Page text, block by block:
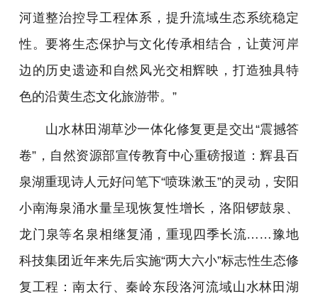
河道整治控导工程体系，提升流域生态系统稳定
性。要将生态保护与文化传承相结合，让黄河岸
边的历史遗迹和自然风光交相辉映，打造独具特
色的沿黄生态文化旅游带。”
山水林田湖草沙一体化修复更是交出“震撼答
卷”，自然资源部宣传教育中心重磅报道：辉县百
泉湖重现诗人元好问笔下“喷珠漱玉”的灵动，安阳
小南海泉涌水量呈现恢复性增长，洛阳锣鼓泉、
龙门泉等名泉相继复涌，重现四季长流……豫地
科技集团近年来先后实施“两大六小”标志性生态修
复工程：南太行、秦岭东段洛河流域山水林田湖